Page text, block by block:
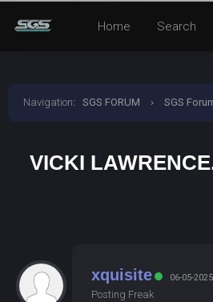
Home Search
Navigation: SGS FORUM › SGS
VICKI
xquisite 06-05-
Posting Freak